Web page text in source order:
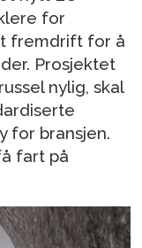
for
fremdrift for å
Prosjektet
nylig, skal
for bransjen.
fart på